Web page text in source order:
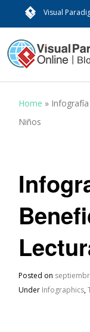
Visual
Home »
Niños
Posted on
Under Infographics,